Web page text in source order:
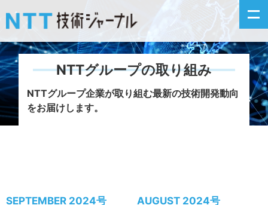
新着情報
NTTグループの取り組み
NTTグループ企業が取り組む最新の技術開発動向
をお届けします。
SEPTEMBER 2024号
AUGUST 2024号